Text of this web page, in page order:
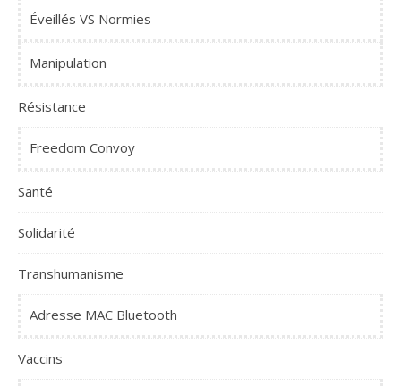
Éveillés VS Normies
Manipulation
Résistance
Freedom Convoy
Santé
Solidarité
Transhumanisme
Adresse MAC Bluetooth
Vaccins